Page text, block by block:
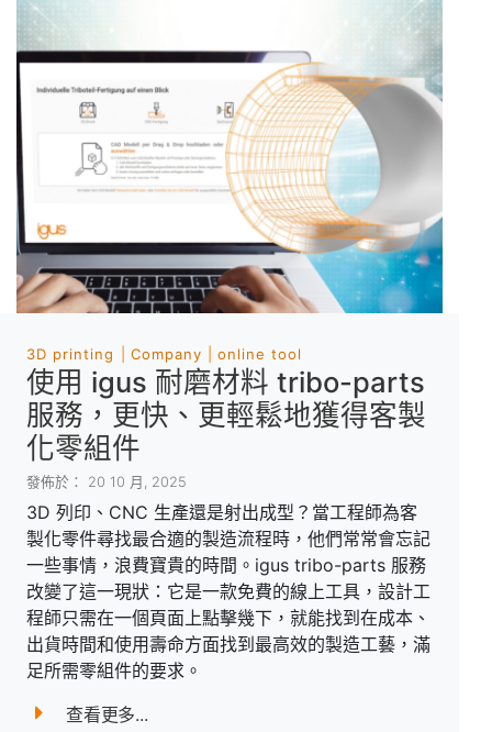
3D printing Company online tool
使用 igus 耐磨材料 tribo-parts
服務，更快、更輕鬆地獲得客製
化零組件
發佈於： 20 10 月, 2025
3D 列印、CNC 生產還是射出成型？當工程師為客
製化零件尋找最合適的製造流程時，他們常常會忘記
一些事情，浪費寶貴的時間。igus tribo-parts 服務
改變了這一現狀：它是一款免費的線上工具，設計工
程師只需在一個頁面上點擊幾下，就能找到在成本、
出貨時間和使用壽命方面找到最高效的製造工藝，滿
足所需零組件的要求。
查看更多...